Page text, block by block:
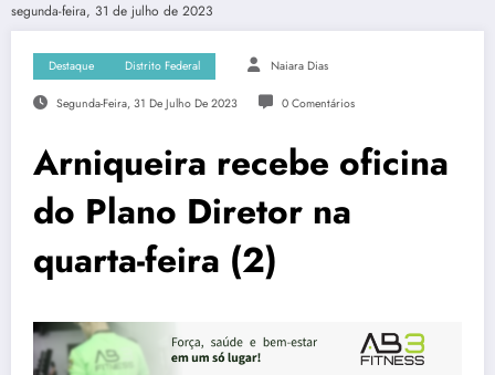
segunda-feira, 31 de julho de 2023
Destaque Distrito Federal Naiara Dias
Segunda-Feira, 31 De Julho De 2023 0 Comentários
Arniqueira recebe oficina
do Plano Diretor na
quarta-feira (2)